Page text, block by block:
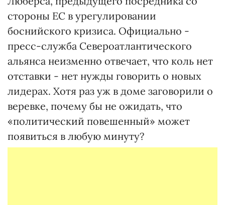
стороны ЕС в урегулировании
боснийского кризиса. Официально -
пресс-служба Североатлантического
альянса неизменно отвечает, что коль нет
отставки - нет нужды говорить о новых
лидерах. Хотя раз уж в доме заговорили о
веревке, почему бы не ожидать, что
«политический повешенный» может
появиться в любую минуту?